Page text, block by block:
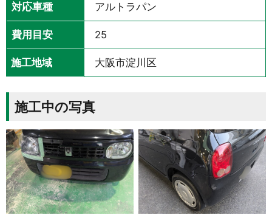
対応車種 アルトラパン
費用目安 25
施工地域 大阪市淀川区
施工中の写真